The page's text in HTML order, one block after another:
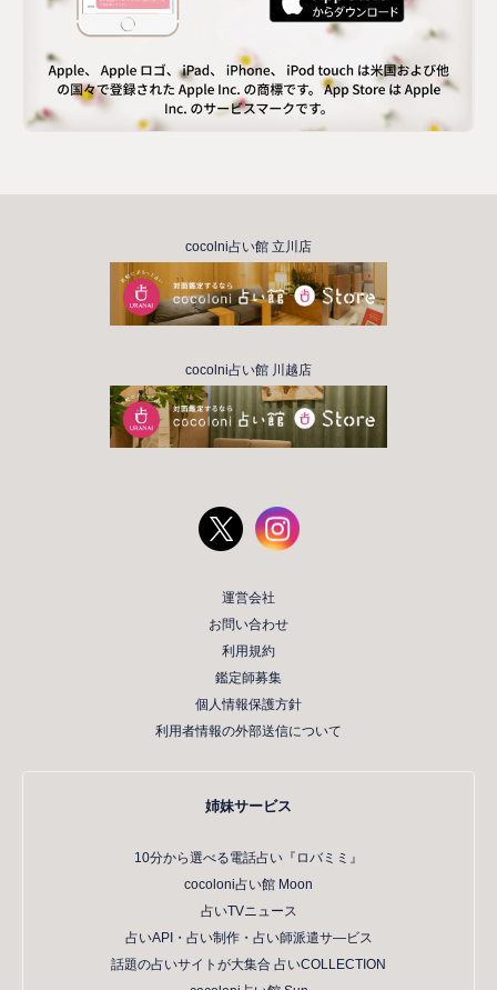
cocolni占い館 立川店
cocolni占い館 川越店
運営会社
お問い合わせ
利用規約
鑑定師募集
個人情報保護方針
利用者情報の外部送信について
姉妹サービス
10分から選べる電話占い『ロバミミ』
cocoloni占い館 Moon
占いTVニュース
占いAPI・占い制作・占い師派遣サ―ビス
話題の占いサイトが大集合 占いCOLLECTION